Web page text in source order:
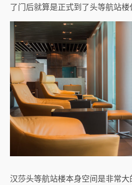
了门后就算是正式到了头等航站楼
汉莎头等航站楼本身空间是非常